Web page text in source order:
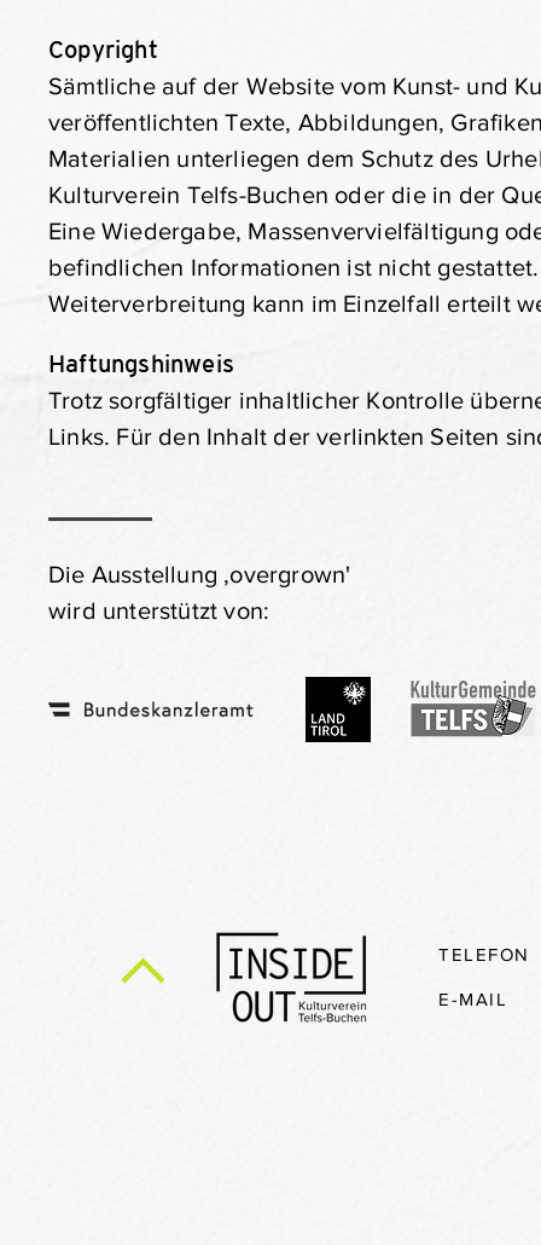
Copyright
Sämtliche auf der Website vom Kunst- und
veröffentlichten Texte, Abbildungen,
Materialien unterliegen dem Schutz des
Kulturverein Telfs-Buchen oder die in der
Eine Wiedergabe, Massenvervielfältigung
befindlichen Informationen ist nicht
Weiterverbreitung kann im Einzelfall erteilt
Haftungshinweis
Trotz sorgfältiger inhaltlicher Kontrolle
Links. Für den Inhalt der verlinkten Seiten
Die Ausstellung ‚overgrown'
wird unterstützt von:
E-MAIL
TELEFON